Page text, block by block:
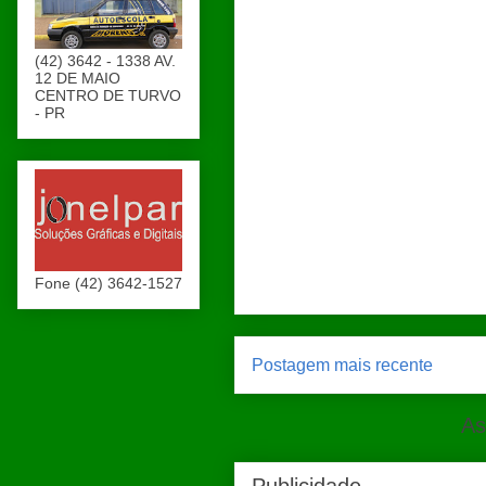
Postagem mais recente
(42) 3642 - 1338 AV.
12 DE MAIO
CENTRO DE TURVO
- PR
Fone (42) 3642-1527